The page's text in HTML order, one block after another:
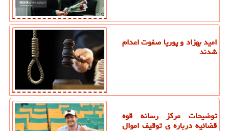
امید بهزاد و پوریا صفوت اعدام
شدند
توضیحات مرکز رسانه قوه
قضائیه درباره ی توقیف اموال